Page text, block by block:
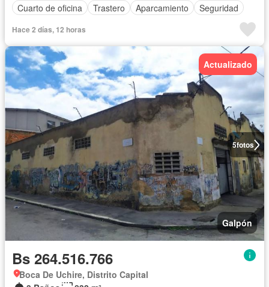
Cuarto de oficina
Trastero Aparcamiento Seguridad
Hace 2 días, 12 horas
5fotos
Actualizado
Galpón
Bs 264.516.766
Boca De Uchire, Distrito Capital